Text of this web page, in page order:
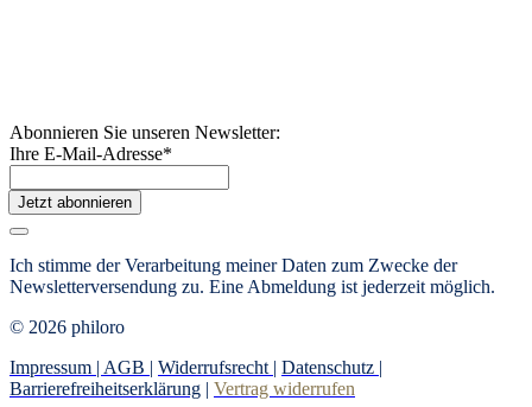
Abonnieren Sie unseren Newsletter:
Ihre E-Mail-Adresse*
Jetzt abonnieren
Ich stimme der Verarbeitung meiner Daten zum Zwecke der
Newsletterversendung zu. Eine Abmeldung ist jederzeit möglich.
© 2026 philoro
Impressum | AGB | Widerrufsrecht | Datenschutz |
Barrierefreiheitserklärung | Vertrag widerrufen